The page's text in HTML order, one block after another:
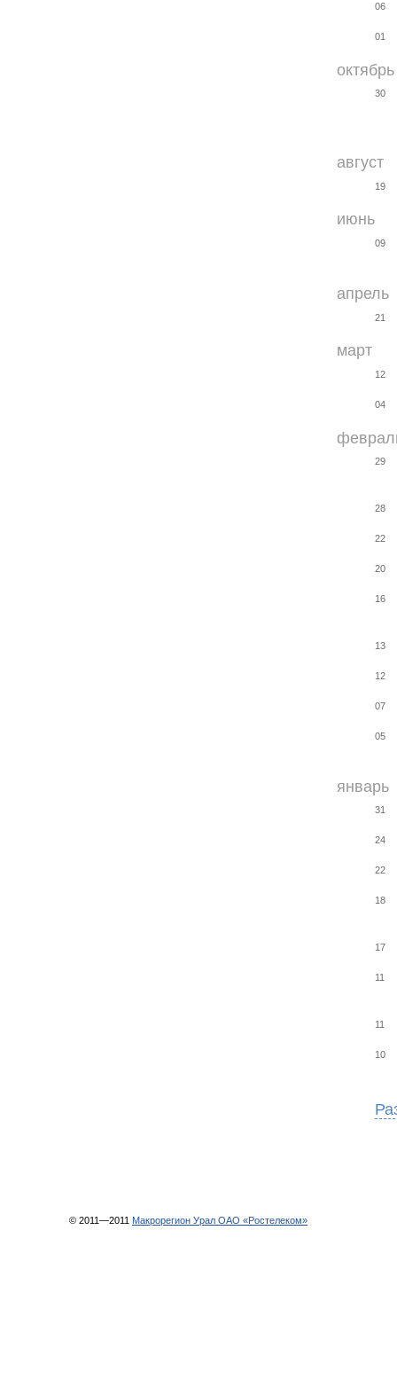
06
01
октябрь
30
август
19
июнь
09
апрель
21
март
12
04
29
28
22
20
16
13
12
07
05
январь
31
24
22
18
17
11
11
10
© 2011—2011 Макрорегион Урал ОАО «Ростелеком»